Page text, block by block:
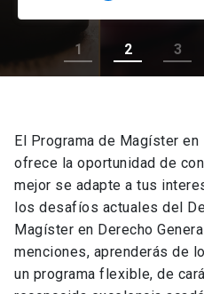
1 2 3
El Programa de Magíster en
ofrece la oportunidad de
mejor se adapte a tus
los desafíos actuales del
Magíster en Derecho
menciones, aprenderás de
un programa flexible, de